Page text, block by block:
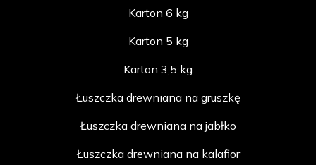
Karton 6 kg
Karton 5 kg
Karton 3,5 kg
Łuszczka drewniana na gruszkę
Łuszczka drewniana na jabłko
Łuszczka drewniana na kalafior